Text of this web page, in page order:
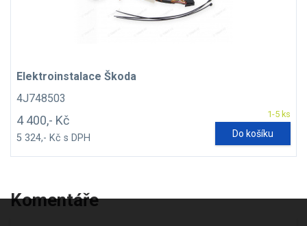
Elektroinstalace Škoda
4J748503
1-5 ks
4 400,- Kč
5 324,- Kč s DPH Do košíku
Komentáře